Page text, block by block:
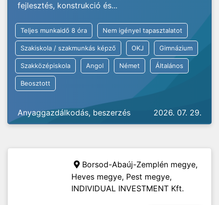
fejlesztés, konstrukció és...
Teljes munkaidő 8 óra Nem igényel tapasztalatot
Szakiskola / szakmunkás képző OKJ Gimnázium
Szakközépiskola Angol Német Általános
Beosztott
Anyaggazdálkodás, beszerzés 2026. 07. 29.
Borsod-Abaúj-Zemplén megye,
Heves megye, Pest megye,
INDIVIDUAL INVESTMENT Kft.